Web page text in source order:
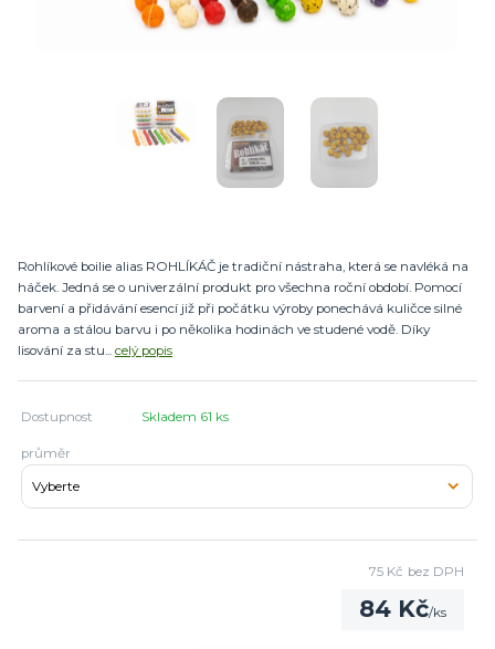
Rohlíkové boilie alias ROHLÍKÁČ je tradiční nástraha, která se navléká na
háček. Jedná se o univerzální produkt pro všechna roční období. Pomocí
barvení a přidávání esencí již při počátku výroby ponechává kuličce silné
aroma a stálou barvu i po několika hodinách ve studené vodě. Díky
lisování za stu... celý popis
Dostupnost Skladem 61 ks
průměr
84 Kč/ks
75 Kč bez DPH